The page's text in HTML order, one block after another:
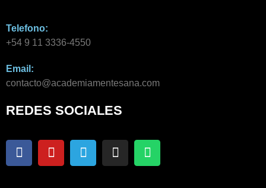
Telefono:
+54 9 11 3336-4550​
Email:
contacto@academiamentesana.com​
REDES SOCIALES
F
a
Y
o
T
e
I
n
W
h